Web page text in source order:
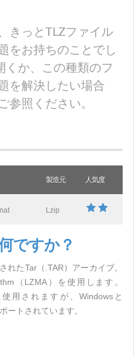
きっとTLZファイル
をお持ちのことでし
くか、この種類のフ
を解決したい場合
参照ください。
製造元 人気度
Lzip
ですか？
れたTar（.TAR）アーカイブ。
（LZMA）を使用します。
用されますが、Windowsと
ートされています。